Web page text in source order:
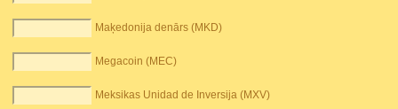
Maķedonija denārs (MKD)
Megacoin (MEC)
Meksikas Unidad de Inversija (MXV)